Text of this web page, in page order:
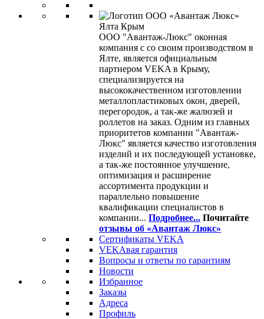
ООО "Авантаж-Люкс" оконная
компания с со своим производством в
Ялте, является официальным
партнером VEKA в Крыму,
специализируется на
высококачественном изготовлении
металлопластиковых окон, дверей,
перегородок, а так-же жалюзей и
роллетов на заказ. Одним из главных
приоритетов компании "Авантаж-
Люкс" является качество изготовления
изделий и их последующей установке,
а так-же постоянное улучшение,
оптимизация и расширение
ассортимента продукции и
параллельно повышение
квалификации специалистов в
компании... Подробнее... Почитайте
отзывы об «Авантаж Люкс»
Сертификаты VEKA
VEKAвая гарантия
Вопросы и ответы по гарантиям
Новости
Избранное
Заказы
Адреса
Профиль